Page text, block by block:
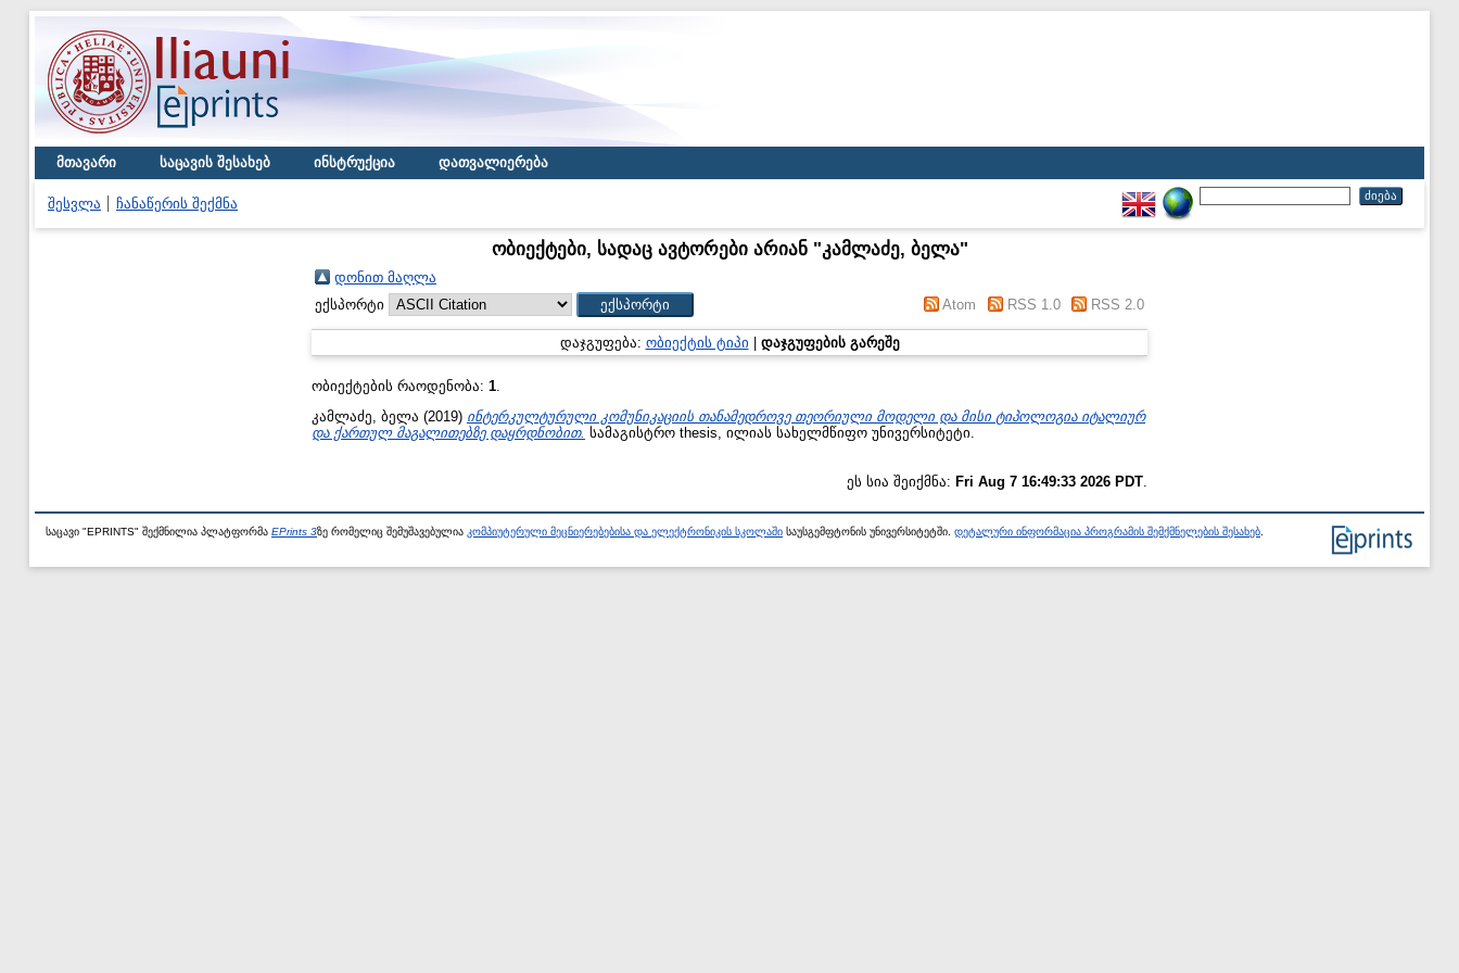
მთავარი საცავის შესახებ ინსტრუქცია დათვალიერება
შესვლა ჩანაწერის შექმნა
ობიექტები, სადაც ავტორები არიან "კამლაძე, ბელა"
დონით მაღლა
ექსპორტი
Atom RSS 1.0 RSS 2.0
დაჯგუფება: ობიექტის ტიპი დაჯგუფების გარეშე
ობიექტების რაოდენობა: 1.
კამლაძე, ბელა (2019) ინტერკულტურული კომუნიკაციის თანამედროვე თეორიული მოდელი და მისი ტიპოლოგია იტალიურ
და ქართულ მაგალითებზე დაყრდნობით. სამაგისტრო thesis, ილიას სახელმწიფო უნივერსიტეტი.
ეს სია შეიქმნა: Fri Aug 7 16:49:33 2026 PDT
საცავი "EPRINTS" შექმნილია პლატფორმა EPrints 3ზე რომელიც შემუშავებულია კომპიუტერული მეცნიერებებისა და ელექტრონიკის სკოლაში საუსგემფტონის უნივერსიტეტში. დეტალური ინფორმაცია პროგრამის შემქმნელების შესახებ